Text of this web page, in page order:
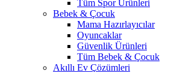
Tüm Spor Ürünleri
Bebek & Çocuk
Mama Hazırlayıcılar
Oyuncaklar
Güvenlik Ürünleri
Tüm Bebek & Çocuk
Akıllı Ev Çözümleri